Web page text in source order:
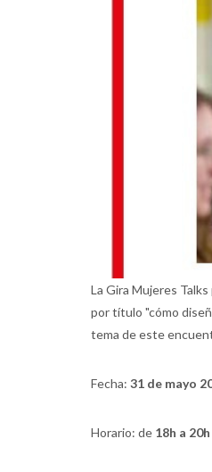
La Gira Mujeres
por título "cómo
tema de este
Fecha: 31 de mayo
Horario: de 18h a 20h